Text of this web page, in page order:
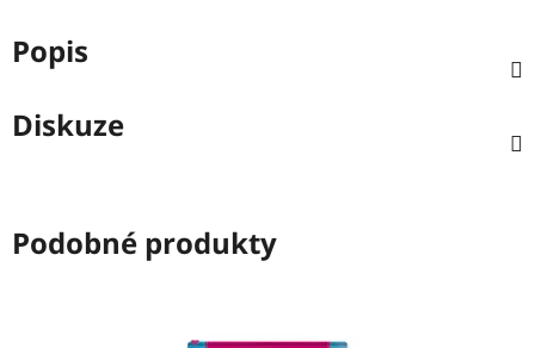
Popis
Diskuze
Podobné produkty